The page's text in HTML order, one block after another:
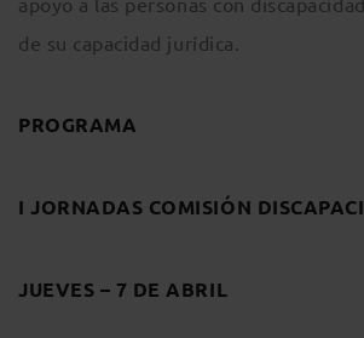
de su capacidad jurídica.
PROGRAMA
I JORNADAS COMISIÓN
JUEVES – 7 DE ABRIL